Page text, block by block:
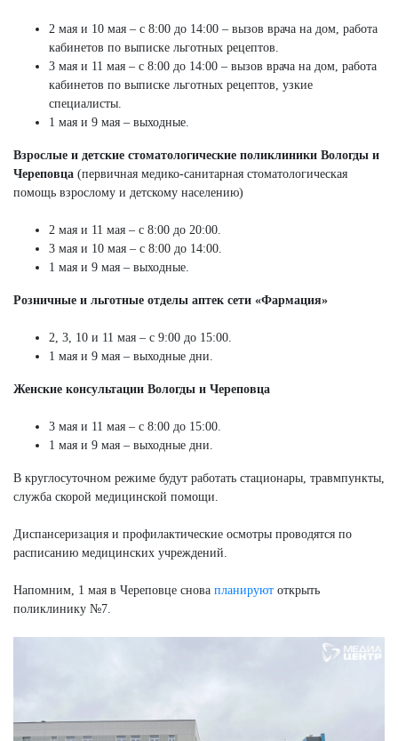
2 мая и 10 мая – с 8:00 до 14:00 – вызов врача на дом, работа
кабинетов по выписке льготных рецептов.
3 мая и 11 мая – с 8:00 до 14:00 – вызов врача на дом, работа
кабинетов по выписке льготных рецептов, узкие
специалисты.
1 мая и 9 мая – выходные.
Взрослые и детские стоматологические поликлиники Вологды и
Череповца (первичная медико-санитарная стоматологическая
помощь взрослому и детскому населению)
2 мая и 11 мая – с 8:00 до 20:00.
3 мая и 10 мая – с 8:00 до 14:00.
1 мая и 9 мая – выходные.
Розничные и льготные отделы аптек сети «Фармация»
2, 3, 10 и 11 мая – с 9:00 до 15:00.
1 мая и 9 мая – выходные дни.
Женские консультации Вологды и Череповца
3 мая и 11 мая – с 8:00 до 15:00.
1 мая и 9 мая – выходные дни.
В круглосуточном режиме будут работать стационары, травмпункты,
служба скорой медицинской помощи.
Диспансеризация и профилактические осмотры проводятся по
расписанию медицинских учреждений.
Напомним, 1 мая в Череповце снова планируют открыть
поликлинику №7.